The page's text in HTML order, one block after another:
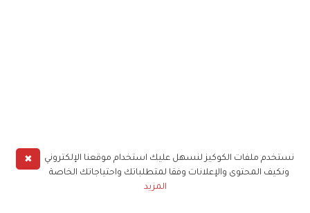
✖
نستخدم ملفات الكوكيز لنسهل عليك استخدام موقعنا الإلكتروني
ونكيف المحتوى والإعلانات وفقا لمتطلباتك واحتياجاتك الخاصة
المزيد